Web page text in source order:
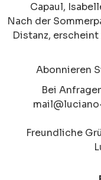
Capaul,
Nach der
Distanz,
Abonnieren
Bei
Freundliche